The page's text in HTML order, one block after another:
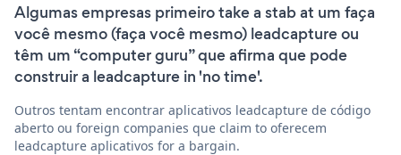
Algumas empresas primeiro take a stab at um faça
você mesmo (faça você mesmo) leadcapture ou
têm um “computer guru” que afirma que pode
construir a leadcapture in 'no time'.
Outros tentam encontrar aplicativos leadcapture de código
aberto ou foreign companies que claim to oferecem
leadcapture aplicativos for a bargain.